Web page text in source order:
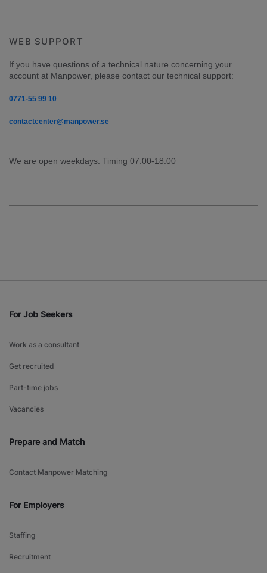
WEB SUPPORT
If you have questions of a technical nature concerning your
account at Manpower, please contact our technical support:
0771-55 99 10
contactcenter@manpower.se
We are open weekdays. Timing 07:00-18:00
For Job Seekers
Work as a consultant
Get recruited
Part-time jobs
Vacancies
Prepare and Match
Contact Manpower Matching
For Employers
Staffing
Recruitment